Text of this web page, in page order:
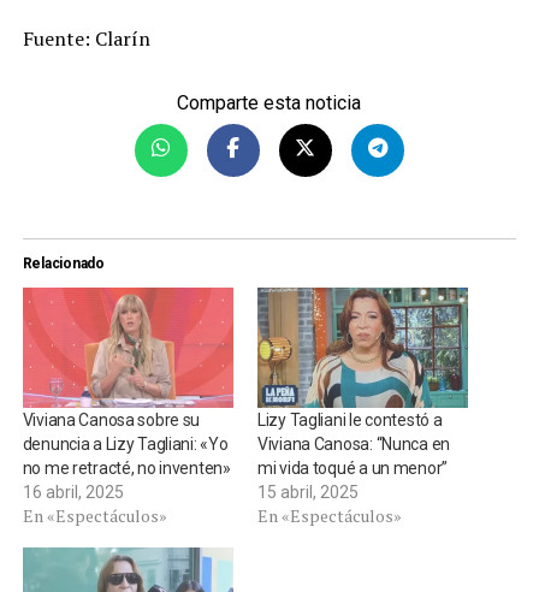
Fuente: Clarín
Comparte esta noticia
Relacionado
Viviana Canosa sobre su
denuncia a Lizy Tagliani: «Yo
no me retracté, no inventen»
16 abril, 2025
En «Espectáculos»
Lizy Tagliani le contestó a
Viviana Canosa: “Nunca en
mi vida toqué a un menor”
15 abril, 2025
En «Espectáculos»